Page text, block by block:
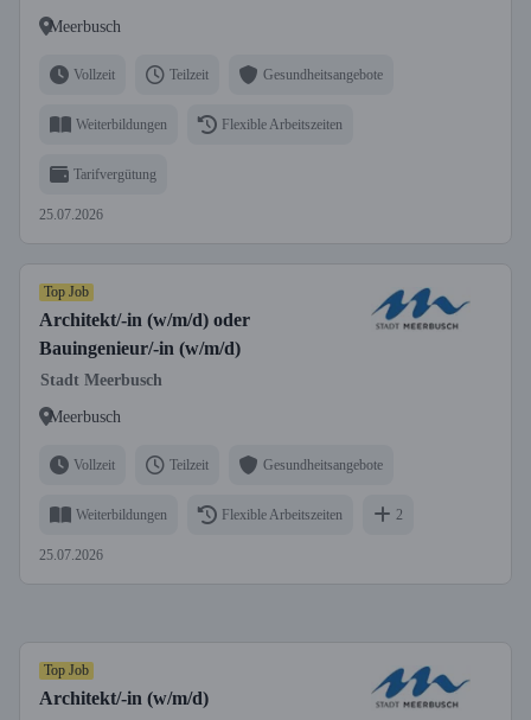
Meerbusch
Vollzeit Teilzeit Gesundheitsangebote
Weiterbildungen Flexible Arbeitszeiten
Tarifvergütung
25.07.2026
Top Job
Architekt/-in (w/m/d) oder
Bauingenieur/-in (w/m/d)
Stadt Meerbusch
Meerbusch
Vollzeit Teilzeit Gesundheitsangebote
Weiterbildungen Flexible Arbeitszeiten 2
25.07.2026
Top Job
Architekt/-in (w/m/d)